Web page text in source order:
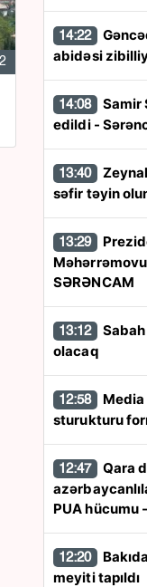
14:22
abidəsi
14:08
edildi -
13:40
səfir təyin
13:29
SƏRƏNCAM
13:12
olacaq
12:58
sturukturu
12:47
PUA hücumu
12:20
meyiti tapıldı